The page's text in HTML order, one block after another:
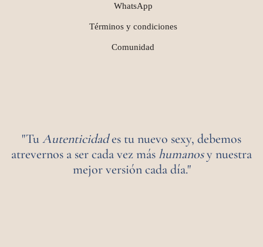
WhatsApp
Términos y condiciones
Comunidad
"TuAutenticidades tu nuevo sexy, debemos
atrevernos a ser cada vez máshumanosy nuestra
mejor versión cada día."